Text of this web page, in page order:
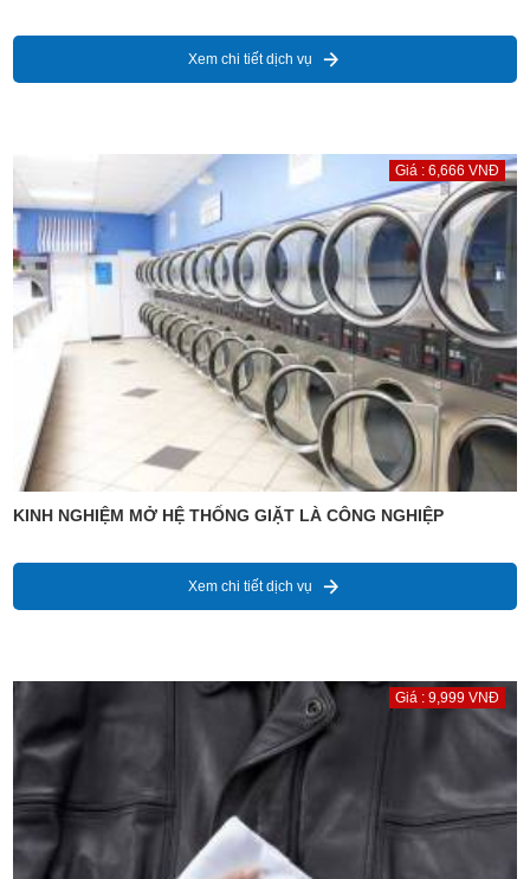
Xem chi tiết dịch vụ
Giá : 6,666 VNĐ
KINH NGHIỆM MỞ HỆ THỐNG GIẶT LÀ CÔNG NGHIỆP
Xem chi tiết dịch vụ
Giá : 9,999 VNĐ